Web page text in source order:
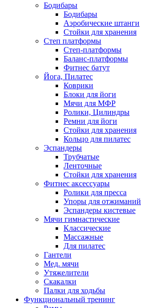
Бодибары
Бодибары
Аэробические штанги
Стойки для хранения
Степ платформы
Степ-платформы
Баланс-платформы
Фитнес батут
Йога, Пилатес
Коврики
Блоки для йоги
Мячи для МФР
Ролики, Цилиндры
Ремни для йоги
Стойки для хранения
Кольцо для пилатес
Эспандеры
Трубчатые
Ленточные
Стойки для хранения
Фитнес аксессуары
Ролики для пресса
Упоры для отжиманий
Эспандеры кистевые
Мячи гимнастические
Классические
Массажные
Для пилатес
Гантели
Мед. мячи
Утяжелители
Скакалки
Палки для ходьбы
Функциональный тренинг